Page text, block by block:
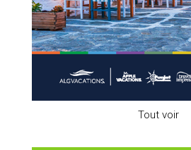
Tout voir